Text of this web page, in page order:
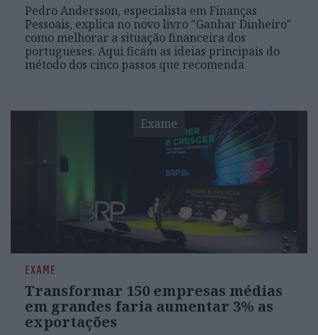
Pedro Andersson, especialista em Finanças
Pessoais, explica no novo livro "Ganhar Dinheiro"
como melhorar a situação financeira dos
portugueses. Aqui ficam as ideias principais do
método dos cinco passos que recomenda
Exame
EXAME
Transformar 150 empresas médias
em grandes faria aumentar 3% as
exportações